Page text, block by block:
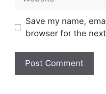
Save my name,
browser for the